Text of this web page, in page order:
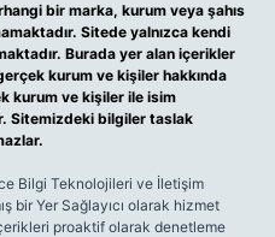
bir marka, kurum veya şahıs
Sitede yalnızca kendi
Burada yer alan içerikler
kurum ve kişiler hakkında
kurum ve kişiler ile isim
Sitemizdeki bilgiler taslak
Bilgi Teknolojileri ve İletişim
bir Yer Sağlayıcı olarak hizmet
proaktif olarak denetleme